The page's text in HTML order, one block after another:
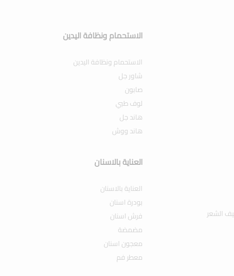
الشعر
الاستحمام ونظافة اليدين
الاستحمام ونظافة اليدين
شاور جل
صابون
لوف طبي
هاند جل
هاند ووش
العناية بالاسنان
العناية بالاسنان
بودرة اسنان
فرش اسنان
مضمضة
معجون اسنان
معطر فم